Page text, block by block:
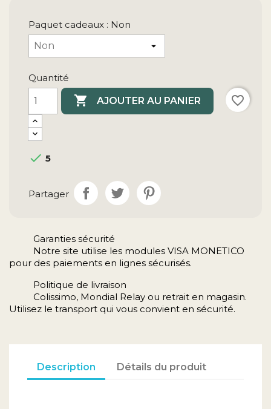
Paquet cadeaux : Non
Quantité
 AJOUTER AU PANIER favorite_border
 5
Partager
Garanties sécurité
Notre site utilise les modules VISA MONETICO
pour des paiements en lignes sécurisés.
Politique de livraison
Colissimo, Mondial Relay ou retrait en magasin.
Utilisez le transport qui vous convient en sécurité.
Description Détails du produit